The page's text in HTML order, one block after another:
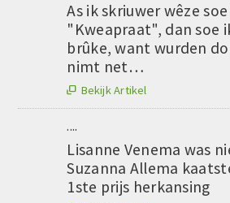
As ik skriuwer wêze
"Kweapraat", dan soe
brûke, want wurden
nimt net…
 Bekijk Artikel
....
Lisanne Venema was
Suzanna Allema
1ste prijs herkansing